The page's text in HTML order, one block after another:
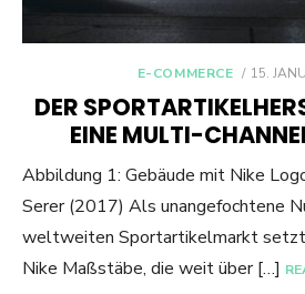
E-COMMERCE
POSTED
15.
DER
EINE MULTI-
Abbildung 1: Gebäude mit Nike
Serer (2017) Als unangefochtene
weltweiten Sportartikelmarkt setzt
Nike Maßstäbe, die weit über […]